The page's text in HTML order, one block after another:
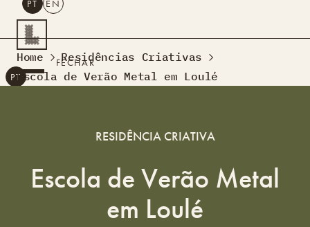
PESQUISAR
PT EN
Residências Criativas
Montra
PT EN
FECHAR
Home
Residências Criativas
Escola de Verão Metal em Loulé
RESIDÊNCIA CRIATIVA
Escola de Verão Metal
em Loulé